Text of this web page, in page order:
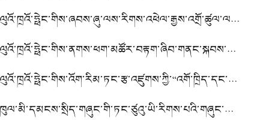
ལུའོ་ཁྲའོ་ཧྥེང་གིས་ཞབས་ཞུ་ལས་རིགས་འཕེལ་རྒྱས་འགྲོ་ཚུལ་ལ་བརྟག་ཞིབ་གནང་སྐབས་ཞབས་ཞུ་ལས་རིགས་ཀྱི་འཕེལ་རྒྱས་ལ་ཤུགས་ཆེན་གཏོང་ནས་ཁུལ་ཡོངས་ཀྱི་དཔལ་འབྱོར་སྤུས་ཚད་མཐོ་བའི་འཕེལ་རྒྱས་འགྲོ་རྒྱུར་སྐུལ་འདེད་གཏོང་དགོས་ཞེས་ནན་བཤད་གནང་།
ལུའོ་ཁྲའོ་ཧྥེང་གིས་ནགས་ཕག་མཚོར་བརྟག་ཞིབ་གནང་སྐབས་བློ་བརྟན་འགྱུར་མེད་ངང་བརྒྱུད་རིམ་ལྡན་པའི་བཅོས་སྐྱོང་དམ་འཛིན་ནན་པོ་བྱས་ཏེ་ནུས་ཤུགས་ཡོད་རྒུས་ས་མཐོའི་འདམ་ར་ལ་སྲུང་སྐྱོང་བྱེད་དགོས་ཞེས་ནན་བཤད་གནང་།
ལུའོ་ཁྲའོ་ཧྥེང་གིས་འོག་རིམ་ཏང་རྩ་འཛུགས་ཀྱི་“འགོ་ཁྲིད་དང་པོར་”ལྟ་སྐུལ་དང་གླེང་མོལ་གནང་།
ཁུལ་མི་དམངས་སྲིད་གཞུང་གི་ཏང་ཙུའུ་ཡི་རིགས་པའི་གཞུང་ལུགས་སློབ་སྦྱོང་ལྟེ་བའི་ཚོ་ཆུང་གིས་2026ལོའི་གཅིག་སྡུད་སློབ་སྦྱོང་ཐེངས་དྲུག་པ་འཚོགས།